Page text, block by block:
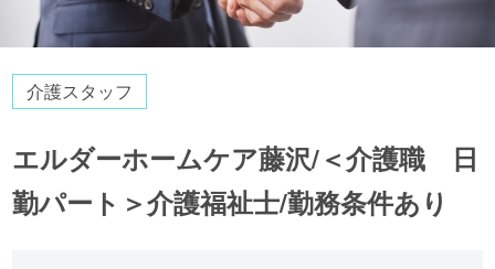
介護スタッフ
エルダーホームケア藤沢/＜介護職 日
勤パート＞介護福祉士/勤務条件あり